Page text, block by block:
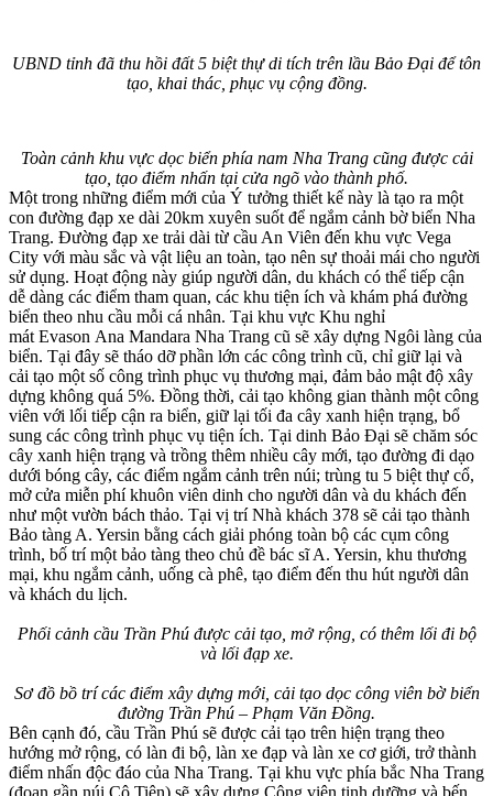
UBND tỉnh đã thu hồi đất 5 biệt thự di tích trên lầu Bảo Đại để tôn
tạo, khai thác, phục vụ cộng đồng.
Toàn cảnh khu vực dọc biển phía nam Nha Trang cũng được cải
tạo, tạo điểm nhấn tại cửa ngõ vào thành phố.
Một trong những điểm mới của Ý tưởng thiết kế này là tạo ra một
con đường đạp xe dài 20km xuyên suốt để ngắm cảnh bờ biển Nha
Trang. Đường đạp xe trải dài từ cầu An Viên đến khu vực Vega
City với màu sắc và vật liệu an toàn, tạo nên sự thoải mái cho người
sử dụng. Hoạt động này giúp người dân, du khách có thể tiếp cận
dễ dàng các điểm tham quan, các khu tiện ích và khám phá đường
biển theo nhu cầu mỗi cá nhân. Tại khu vực Khu nghỉ
mát Evason Ana Mandara Nha Trang cũ sẽ xây dựng Ngôi làng của
biển. Tại đây sẽ tháo dỡ phần lớn các công trình cũ, chỉ giữ lại và
cải tạo một số công trình phục vụ thương mại, đảm bảo mật độ xây
dựng không quá 5%. Đồng thời, cải tạo không gian thành một công
viên với lối tiếp cận ra biển, giữ lại tối đa cây xanh hiện trạng, bổ
sung các công trình phục vụ tiện ích. Tại dinh Bảo Đại sẽ chăm sóc
cây xanh hiện trạng và trồng thêm nhiều cây mới, tạo đường đi dạo
dưới bóng cây, các điểm ngắm cảnh trên núi; trùng tu 5 biệt thự cổ,
mở cửa miễn phí khuôn viên dinh cho người dân và du khách đến
như một vườn bách thảo. Tại vị trí Nhà khách 378 sẽ cải tạo thành
Bảo tàng A. Yersin bằng cách giải phóng toàn bộ các cụm công
trình, bố trí một bảo tàng theo chủ đề bác sĩ A. Yersin, khu thương
mại, khu ngắm cảnh, uống cà phê, tạo điểm đến thu hút người dân
và khách du lịch.
Phối cảnh cầu Trần Phú được cải tạo, mở rộng, có thêm lối đi bộ
và lối đạp xe.
Sơ đồ bồ trí các điểm xây dựng mới, cải tạo dọc công viên bờ biển
đường Trần Phú – Phạm Văn Đồng.
Bên cạnh đó, cầu Trần Phú sẽ được cải tạo trên hiện trạng theo
hướng mở rộng, có làn đi bộ, làn xe đạp và làn xe cơ giới, trở thành
điểm nhấn độc đáo của Nha Trang. Tại khu vực phía bắc Nha Trang
(đoạn gần núi Cô Tiên) sẽ xây dựng Công viên tịnh dưỡng và bến